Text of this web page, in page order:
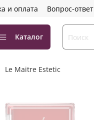
и оплата Вопрос-ответ
Каталог
Le Maitre Estetic